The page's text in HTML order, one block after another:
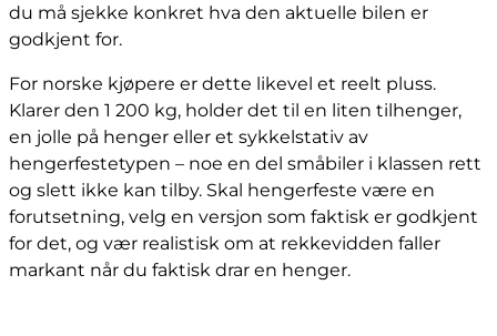
du må sjekke konkret hva den aktuelle bilen er
godkjent for.
For norske kjøpere er dette likevel et reelt pluss.
Klarer den 1 200 kg, holder det til en liten tilhenger,
en jolle på henger eller et sykkelstativ av
hengerfestetypen – noe en del småbiler i klassen rett
og slett ikke kan tilby. Skal hengerfeste være en
forutsetning, velg en versjon som faktisk er godkjent
for det, og vær realistisk om at rekkevidden faller
markant når du faktisk drar en henger.